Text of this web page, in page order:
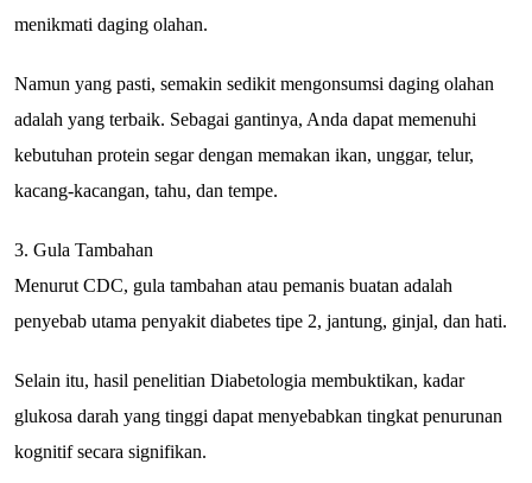
menikmati daging olahan.
Namun yang pasti, semakin sedikit mengonsumsi daging olahan
adalah yang terbaik. Sebagai gantinya, Anda dapat memenuhi
kebutuhan protein segar dengan memakan ikan, unggar, telur,
kacang-kacangan, tahu, dan tempe.
3. Gula Tambahan
Menurut CDC, gula tambahan atau pemanis buatan adalah
penyebab utama penyakit diabetes tipe 2, jantung, ginjal, dan hati.
Selain itu, hasil penelitian Diabetologia membuktikan, kadar
glukosa darah yang tinggi dapat menyebabkan tingkat penurunan
kognitif secara signifikan.